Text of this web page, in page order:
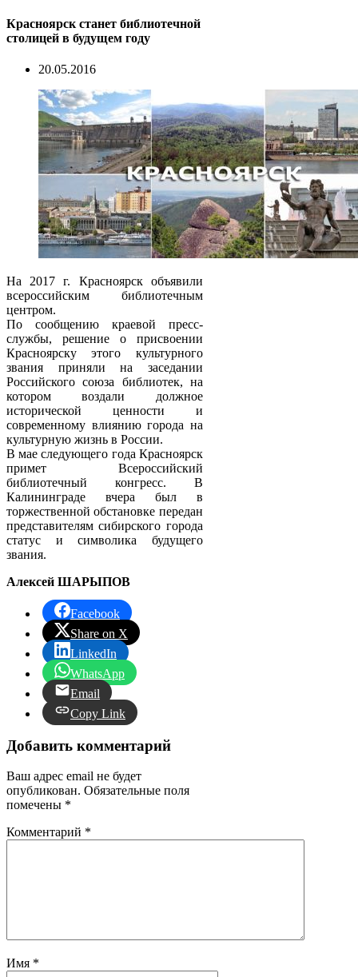
Красноярск станет библиотечной
столицей в будущем году
20.05.2016
На 2017 г. Красноярск объявили
всероссийским библиотечным
центром.
По сообщению краевой пресс-
службы, решение о присвоении
Красноярску этого культурного
звания приняли на заседании
Российского союза библиотек, на
котором воздали должное
исторической ценности и
современному влиянию города на
культурную жизнь в России.
В мае следующего года Красноярск
примет Всероссийский
библиотечный конгресс. В
Калининграде вчера был в
торжественной обстановке передан
представителям сибирского города
статус и символика будущего
звания.
Алексей ШАРЫПОВ
Facebook
Share on X
LinkedIn
WhatsApp
Email
Copy Link
Добавить комментарий
Ваш адрес email не будет
опубликован. Обязательные поля
помечены *
Комментарий *
Имя *